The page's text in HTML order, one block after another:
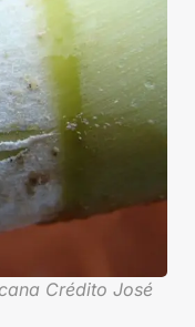
Crédito José